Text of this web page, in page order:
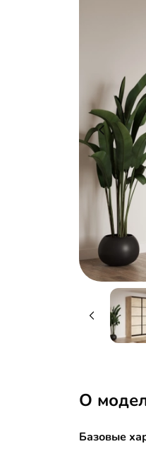
О
Базовые